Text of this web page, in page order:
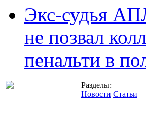
Экс-судья
не позвал
пенальти в
Разделы:
Новости Статьи